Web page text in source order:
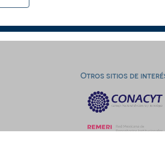
Otros sitios de